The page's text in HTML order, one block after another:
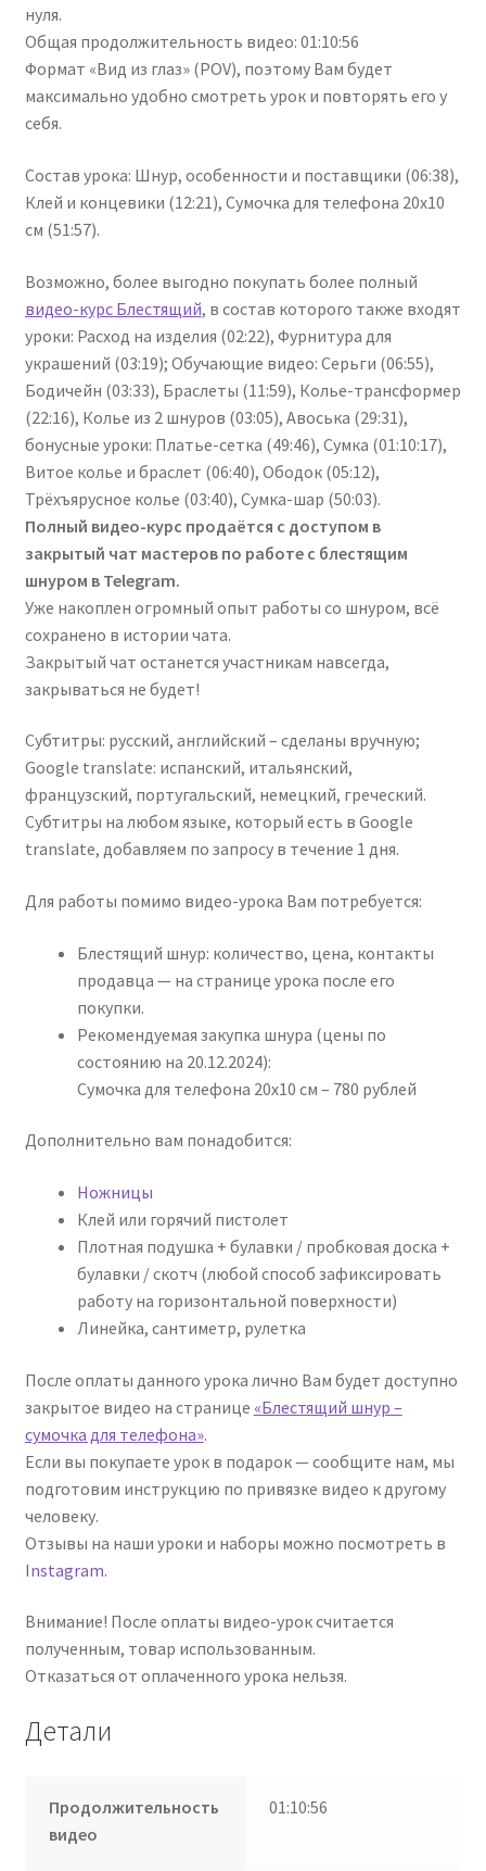
нуля.
Общая продолжительность видео: 01:10:56
Формат «Вид из глаз» (POV), поэтому Вам будет
максимально удобно смотреть урок и повторять его у
себя.
Состав урока: Шнур, особенности и поставщики (06:38),
Клей и концевики (12:21), Сумочка для телефона 20х10
см (51:57).
Возможно, более выгодно покупать более полный
видео-курс Блестящий, в состав которого также входят
уроки: Расход на изделия (02:22), Фурнитура для
украшений (03:19); Обучающие видео: Серьги (06:55),
Бодичейн (03:33), Браслеты (11:59), Колье-трансформер
(22:16), Колье из 2 шнуров (03:05), Авоська (29:31),
бонусные уроки: Платье-сетка (49:46), Сумка (01:10:17),
Витое колье и браслет (06:40), Ободок (05:12),
Трёхъярусное колье (03:40), Сумка-шар (50:03).
Полный видео-курс продаётся с доступом в
закрытый чат мастеров по работе с блестящим
шнуром в Telegram.
Уже накоплен огромный опыт работы со шнуром, всё
сохранено в истории чата.
Закрытый чат останется участникам навсегда,
закрываться не будет!
Субтитры: русский, английский – сделаны вручную;
Google translate: испанский, итальянский,
французский, португальский, немецкий, греческий.
Субтитры на любом языке, который есть в Google
translate, добавляем по запросу в течение 1 дня.
Для работы помимо видео-урока Вам потребуется:
Блестящий шнур: количество, цена, контакты
продавца — на странице урока после его
покупки.
Рекомендуемая закупка шнура (цены по
состоянию на 20.12.2024):
Сумочка для телефона 20х10 см – 780 рублей
Дополнительно вам понадобится:
Ножницы
Клей или горячий пистолет
Плотная подушка + булавки / пробковая доска +
булавки / скотч (любой способ зафиксировать
работу на горизонтальной поверхности)
Линейка, сантиметр, рулетка
После оплаты данного урока лично Вам будет доступно
закрытое видео на странице «Блестящий шнур –
сумочка для телефона».
Если вы покупаете урок в подарок — сообщите нам, мы
подготовим инструкцию по привязке видео к другому
человеку.
Отзывы на наши уроки и наборы можно посмотреть в
Instagram.
Внимание! После оплаты видео-урок считается
полученным, товар использованным.
Отказаться от оплаченного урока нельзя.
Детали
Продолжительность
видео
01:10:56